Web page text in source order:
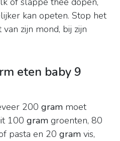
kan opeten. Stop het
van zijn mond, bij zijn
eten baby 9
200 gram moet
100 gram groenten, 80
pasta en 20 gram vis,